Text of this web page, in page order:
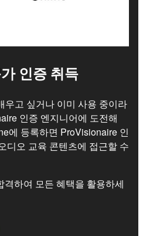
인증 취득
우고 싶거나 이미 사용 중이라
인증 엔지니어에 도전해
에 등록하면 ProVisionaire 인
디오 교육 콘텐츠에 접근할 수
하여 모든 혜택을 활용하세